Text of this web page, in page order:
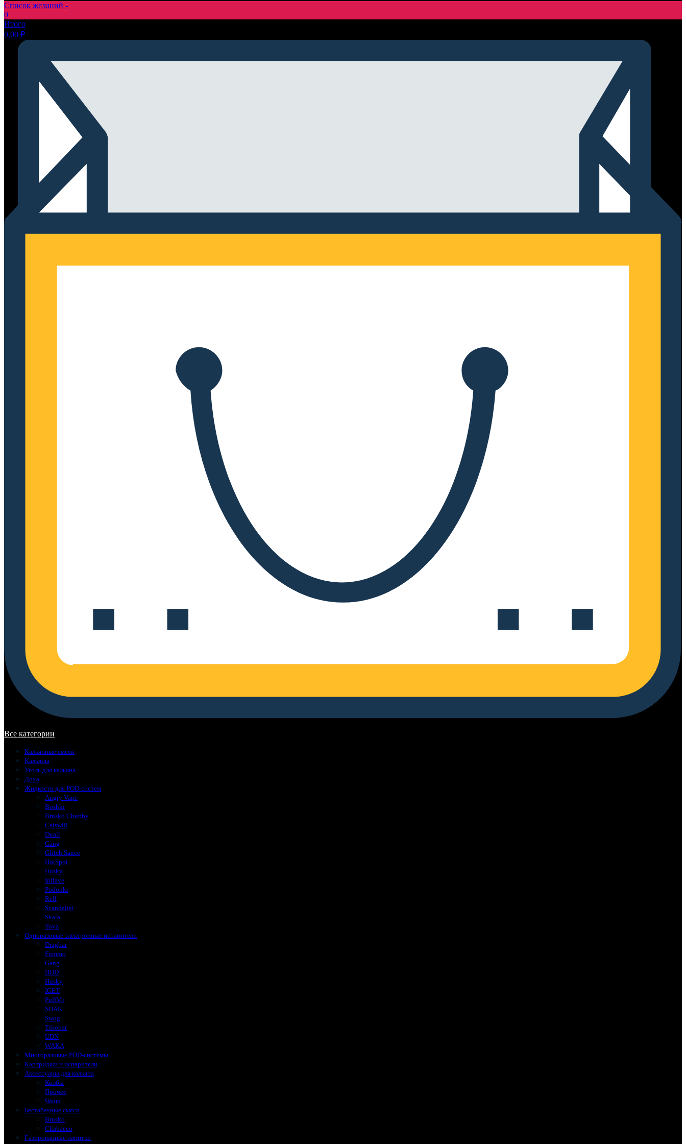
Список желаний -
0
Итого
0,00 ₽
Все категории
Кальянные смеси
Кальяны
Уголь для кальяна
Доха
Жидкости для POD-систем
Angry Vape
Boshki
Brusko Chubby
Catswill
Duall
Gang
Glitch Sauce
HotSpot
Husky
Inflave
Podonki
Rell
Scandalist
Skala
Toyz
Одноразовые электронные испарители
Dragbar
Fummo
Gang
HQD
Husky
IGET
PuffMi
SOAK
Swog
Tikobar
UDN
WAKA
Многоразовые POD-системы
Картриджи и испарители
Аксессуары для кальяна
Колбы
Прочее
Чаши
Бестабачные смеси
Brusko
Chabacco
Газированные напитки